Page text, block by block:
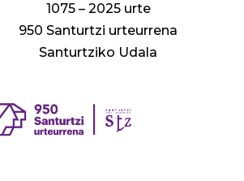
1075 – 2025 urte
950 Santurtzi urteurrena
Santurtziko Udala